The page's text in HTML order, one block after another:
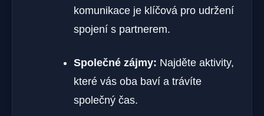
komunikace je klíčová pro udržení
spojení s partnerem.
Společné zájmy: Najděte aktivity,
které vás oba baví a trávíte
společný čas.